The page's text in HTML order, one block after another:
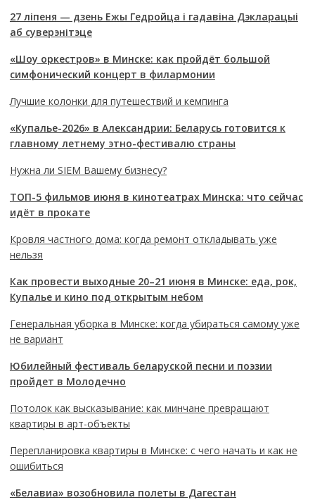
27 ліпеня — дзень Ежы Гедройца і гадавіна Дэкларацыі
аб суверэнітэце
«Шоу оркестров» в Минске: как пройдёт большой
симфонический концерт в филармонии
Лучшие колонки для путешествий и кемпинга
«Купалье-2026» в Александрии: Беларусь готовится к
главному летнему этно-фестивалю страны
Нужна ли SIEM Вашему бизнесу?
ТОП-5 фильмов июня в кинотеатрах Минска: что сейчас
идёт в прокате
Кровля частного дома: когда ремонт откладывать уже
нельзя
Как провести выходные 20–21 июня в Минске: еда, рок,
Купалье и кино под открытым небом
Генеральная уборка в Минске: когда убираться самому уже
не вариант
Юбилейный фестиваль беларуской песни и поэзии
пройдет в Молодечно
Потолок как высказывание: как минчане превращают
квартиры в арт-объекты
Перепланировка квартиры в Минске: с чего начать и как не
ошибиться
«Белавиа» возобновила полеты в Дагестан